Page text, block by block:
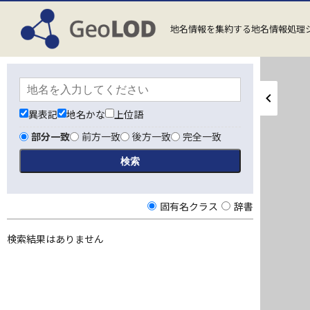
地名情報を集約する地名情報処理
異表記 地名かな
上位語
部分一致
前方一致 後方一致 完全一致
固有名クラス 辞書
検索結果はありません